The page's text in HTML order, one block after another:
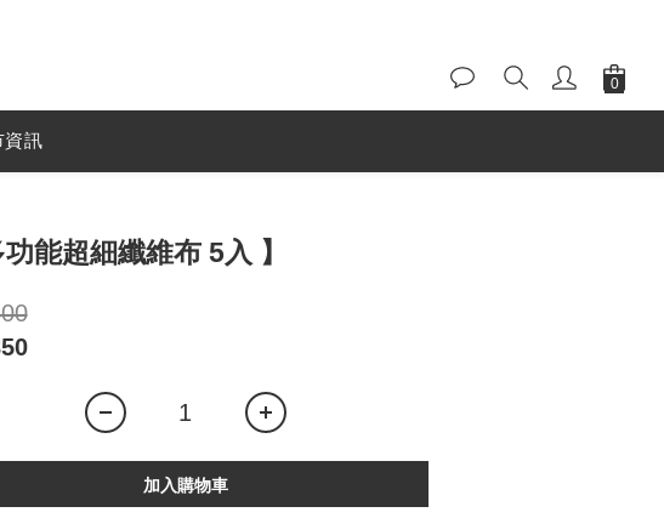
資訊
功能超細纖維布 5入 】
加入購物車